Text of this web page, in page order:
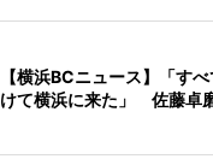
【横浜BCニュース】「す
けて横浜に来た」 佐藤卓